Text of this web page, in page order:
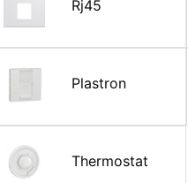
Rj45
Plastron
Thermostat